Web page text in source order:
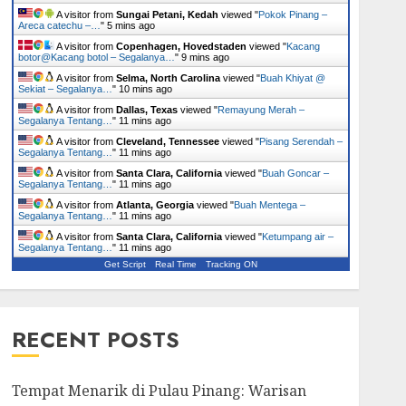
A visitor from Sungai Petani, Kedah viewed "Pokok Pinang –
Areca catechu –… " 5 mins ago
A visitor from Copenhagen, Hovedstaden viewed "Kacang
botor@Kacang botol – Segalanya… " 9 mins ago
A visitor from Selma, North Carolinaviewed "Buah Khiyat @
Sekiat – Segalanya… " 10 mins ago
A visitor from Dallas, Texasviewed "Remayung Merah –
Segalanya Tentang… " 11 mins ago
A visitor from Cleveland, Tennesseeviewed "Pisang Serendah –
Segalanya Tentang… " 11 mins ago
A visitor from Santa Clara, Californiaviewed "Buah Goncar –
Segalanya Tentang… " 11 mins ago
A visitor from Atlanta, Georgiaviewed "Buah Mentega –
Segalanya Tentang… " 11 mins ago
A visitor from Santa Clara, Californiaviewed "Ketumpang air –
Segalanya Tentang… " 11 mins ago
Get Script Real Time Tracking ON
RECENT POSTS
Tempat Menarik di Pulau Pinang: Warisan